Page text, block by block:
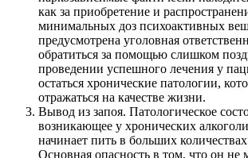
как за приобретение и
минимальных доз психоактивных
предусмотрена уголовная
обратиться за помощью слишком
проведении успешного лечения у
остаться хронические патологии,
отражаться на качестве жизни.
Вывод из запоя. Патологическое
возникающее у хронических
начинает пить в больших
Основная опасность в том, что он не